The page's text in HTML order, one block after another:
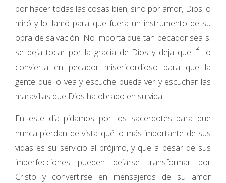
por hacer todas las cosas bien, sino por amor, Dios lo
miró y lo llamó para que fuera un instrumento de su
obra de salvación. No importa que tan pecador sea si
se deja tocar por la gracia de Dios y deja que Él lo
convierta en pecador misericordioso para que la
gente que lo vea y escuche pueda ver y escuchar las
maravillas que Dios ha obrado en su vida.
En este día pidamos por los sacerdotes para que
nunca pierdan de vista qué lo más importante de sus
vidas es su servicio al prójimo, y que a pesar de sus
imperfecciones pueden dejarse transformar por
Cristo y convertirse en mensajeros de su amor